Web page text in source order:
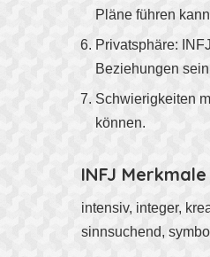
Pläne führen
Privatsphäre:
Beziehungen
Schwierigkeiten
können.
INFJ
intensiv, integer,
sinnsuchend,